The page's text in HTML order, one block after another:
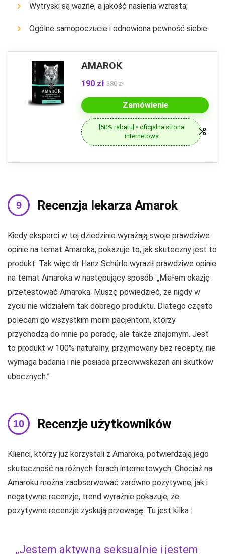
Wytryski są ważne, a jakość nasienia wzrasta;
Ogólne samopoczucie i odnowiona pewność siebie.
AMAROK
190 zł 380 zł
Zamówienie
[50% rabatu] • oficjalna strona
internetowa
Recenzja lekarza Amarok
Kiedy eksperci w tej dziedzinie wyrażają swoje prawdziwe
opinie na temat Amaroka, pokazuje to, jak skuteczny jest to
produkt. Tak więc dr Hanz Schürle wyraził prawdziwe opinie
na temat Amaroka w następujący sposób: „Miałem okazję
przetestować Amaroka. Muszę powiedzieć, że nigdy w
życiu nie widziałem tak dobrego produktu. Dlatego często
polecam go wszystkim moim pacjentom, którzy
przychodzą do mnie po poradę, ale także znajomym. Jest
to produkt w 100% naturalny, przyjmowany bez recepty, nie
wymaga badania i nie posiada przeciwwskazań ani skutków
ubocznych.”
Recenzje użytkowników
Klienci, którzy już korzystali z Amaroka, potwierdzają jego
skuteczność na różnych forach internetowych. Chociaż na
Amaroku można zaobserwować zarówno pozytywne, jak i
negatywne recenzje, trend wyraźnie pokazuje, że
pozytywne recenzje zyskują przewagę. Tu jest kilka :
„Jestem aktywna seksualnie i jestem